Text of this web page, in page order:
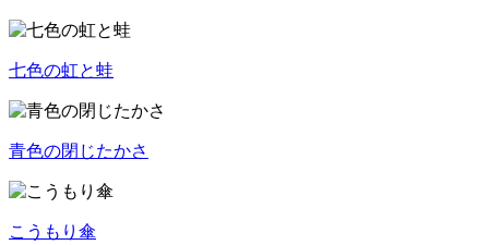
七色の虹と蛙
青色の閉じたかさ
こうもり傘